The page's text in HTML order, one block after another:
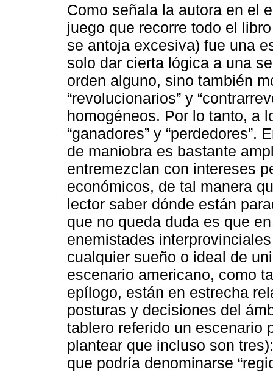
Como señala la autora en el
juego que recorre todo el
se antoja excesiva) fue una
solo dar cierta lógica a una
orden alguno, sino también
“revolucionarios” y
homogéneos. Por lo tanto, a
“ganadores” y
de maniobra es bastante
entremezclan con intereses
económicos, de tal manera
lector saber dónde están
que no queda duda es que
enemistades
cualquier sueño o ideal de
escenario americano, como
epílogo, están en estrecha
posturas y decisiones del
tablero referido un escenario
plantear que incluso son
que podría denominarse